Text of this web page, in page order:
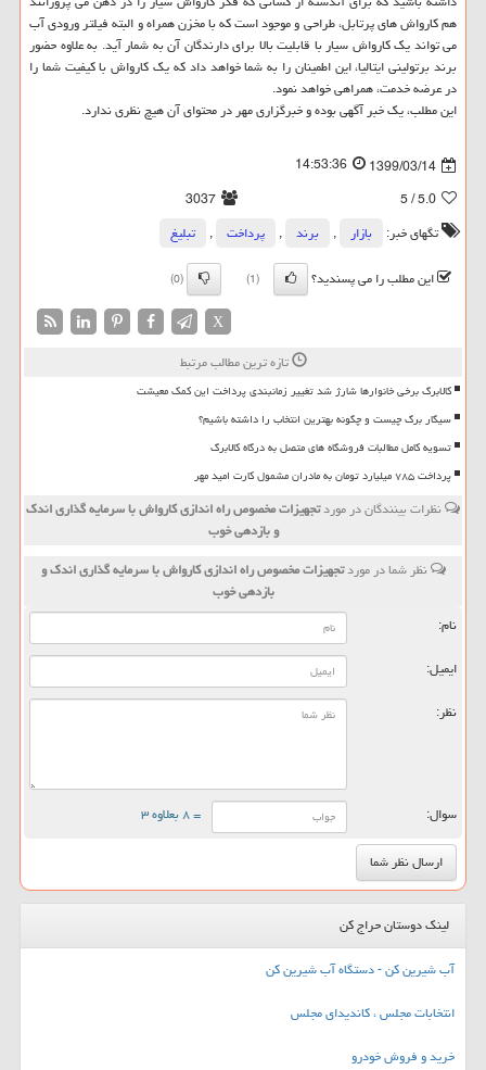
هم کارواش های پرتابل، طراحی و موجود است که با مخزن همراه و البته فیلتر ورودی آب
می تواند یک کارواش سیار با قابلیت بالا برای دارندگان آن به شمار آید. به علاوه حضور
برند برتولینی ایتالیا، این اطمینان را به شما خواهد داد که یک کارواش با کیفیت شما را
در عرضه خدمت، همراهی خواهد نمود.
این مطلب، یک خبر آگهی بوده و خبرگزاری مهر در محتوای آن هیچ نظری ندارد.
1399/03/14
14:53:36
5.0
/ 5
3037
تگهای خبر:
بازار , برند , پرداخت ,
تبلیغ
این مطلب را می پسندید؟
(1)
(0)
X
تازه ترین مطالب مرتبط
کالابرگ برخی خانوارها شارژ شد تغییر زمانبندی پرداخت این کمک معیشت
سیگار برگ چیست و چگونه بهترین انتخاب را داشته باشیم؟
تسویه کامل مطالبات فروشگاه های متصل به درگاه کالابرگ
پرداخت ۷۸۵ میلیارد تومان به مادران مشمول کارت امید مهر
نظرات بینندگان در موردتجهیزات مخصوص راه اندازی كارواش با سرمایه گذاری اندك
و بازدهی خوب
نظر شما در موردتجهیزات مخصوص راه اندازی كارواش با سرمایه گذاری اندك و
بازدهی خوب
نام:
ایمیل:
نظر:
سوال: = ۸ بعلاوه ۳
لینک دوستان حراج کن
آب شیرین کن - دستگاه آب شیرین کن
انتخابات مجلس ، کاندیدای مجلس
خرید و فروش خودرو